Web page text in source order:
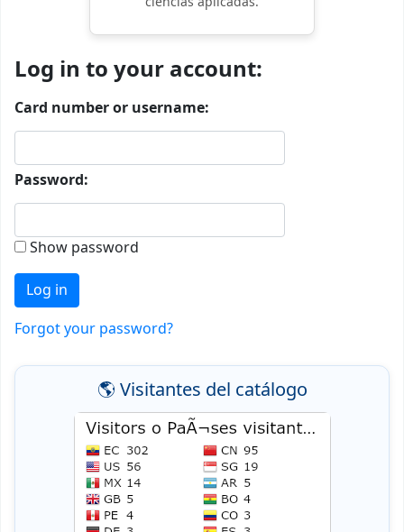
Login form
Log in to your account:
Card number or username:
Password:
Show password
Forgot your password?
🌎 Visitantes del catálogo